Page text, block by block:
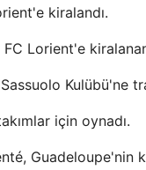
kiralandı.
Lorient'e
Kulübü'ne
için oynadı.
Guadeloupe'nin